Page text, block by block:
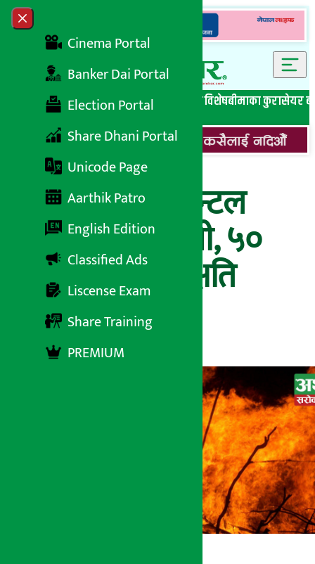
Skip to content
Close menu
Cinema Portal
Banker Dai Portal
Election Portal
Share Dhani Portal
Unicode Page
Aarthik Patro
English Edition
Classified Ads
Liscense Exam
Share Training
PREMIUM
सबै समाचारबेथिति मुर्दाबादबैंकिङ विशेष लघुवित्त विशेषबीमाका कुरासेयर
गाउँबेँसी डिपार्टमेन्टल
स्टोर्समा आगलागी, ५०
लाख बराबरको क्षति